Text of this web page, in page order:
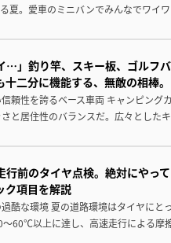
夏。愛車のミニバンでみんなでワイ
」釣り竿、スキー板、ゴルフバ
二分に機能する、無敵の相棒。
頼性を誇るベース車両 キャンピング
と居住性のバランスだ。広々とした
行前のタイヤ点検。絶対にやっ
ク項目を解説
酷な環境 夏の道路環境はタイヤにと
60℃以上に達し、高速走行による摩